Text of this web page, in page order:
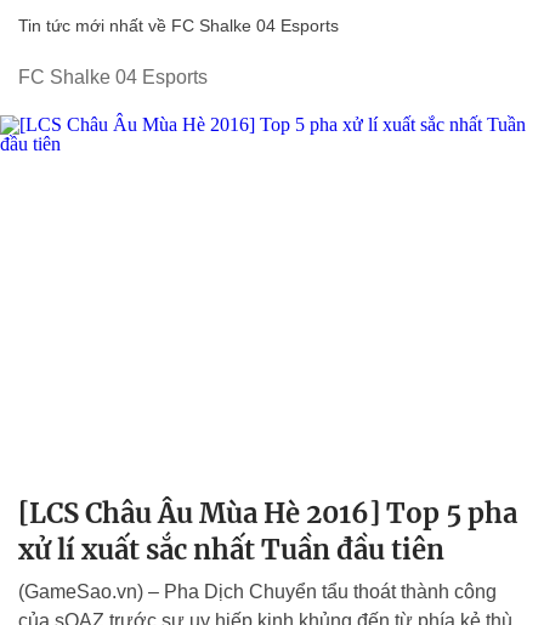
Tin tức mới nhất về FC Shalke 04 Esports
FC Shalke 04 Esports
[LCS Châu Âu Mùa Hè 2016] Top 5 pha
xử lí xuất sắc nhất Tuần đầu tiên
(GameSao.vn) – Pha Dịch Chuyển tẩu thoát thành công
của sOAZ trước sự uy hiếp kinh khủng đến từ phía kẻ thù